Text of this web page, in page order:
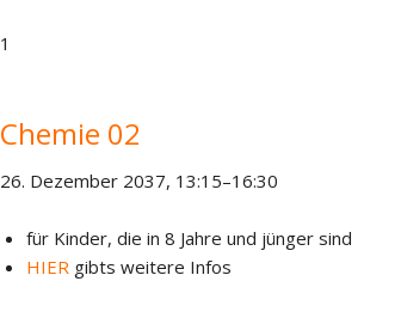
1
Chemie 02
26. Dezember 2037, 13:15–16:30
für Kinder, die in 8 Jahre und jünger sind
HIER gibts weitere Infos